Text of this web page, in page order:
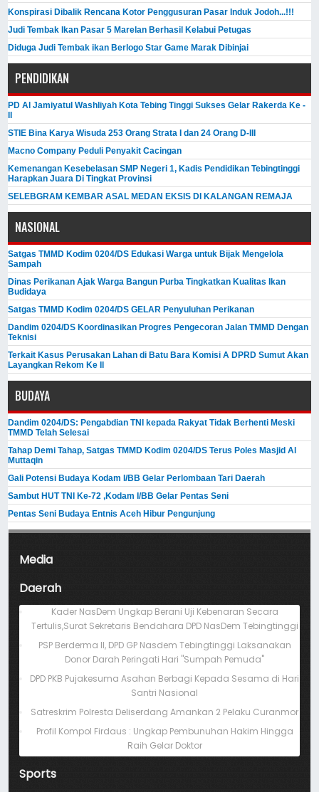
Konspirasi Dibalik Rencana Kotor Penggusuran Pasar Induk Jodoh...!!!
Judi Tembak Ikan Pasar 5 Marelan Berhasil Kelabui Petugas
Diduga Judi Tembak ikan Berlogo Star Game Marak Dibinjai
PENDIDIKAN
PD Al Jamiyatul Washliyah Kota Tebing Tinggi Sukses Gelar Rakerda Ke -
II
STIE Bina Karya Wisuda 253 Orang Strata I dan 24 Orang D-III
Macno Company Peduli Penyakit Cacingan
Kemenangan Kesebelasan SMP Negeri 1, Kadis Pendidikan Tebingtinggi
Harapkan Juara Di Tingkat Provinsi
SELEBGRAM KEMBAR ASAL MEDAN EKSIS DI KALANGAN REMAJA
NASIONAL
Satgas TMMD Kodim 0204/DS Edukasi Warga untuk Bijak Mengelola
Sampah
Dinas Perikanan Ajak Warga Bangun Purba Tingkatkan Kualitas Ikan
Budidaya
Satgas TMMD Kodim 0204/DS GELAR Penyuluhan Perikanan
Dandim 0204/DS Koordinasikan Progres Pengecoran Jalan TMMD Dengan
Teknisi
Terkait Kasus Perusakan Lahan di Batu Bara Komisi A DPRD Sumut Akan
Layangkan Rekom Ke II
BUDAYA
Dandim 0204/DS: Pengabdian TNI kepada Rakyat Tidak Berhenti Meski ​
TMMD Telah Selesai
Tahap Demi Tahap, Satgas TMMD Kodim 0204/DS Terus Poles Masjid Al
Muttaqin
Gali Potensi Budaya Kodam I/BB Gelar Perlombaan Tari Daerah
Sambut HUT TNI Ke-72 ,Kodam I/BB Gelar Pentas Seni
Pentas Seni Budaya Entnis Aceh Hibur Pengunjung
Media
Daerah
Kader NasDem Ungkap Berani Uji Kebenaran Secara
Tertulis,Surat Sekretaris Bendahara DPD NasDem Tebingtinggi
PSP Berderma II, DPD GP Nasdem Tebingtinggi Laksanakan
Donor Darah Peringati Hari "Sumpah Pemuda"
DPD PKB Pujakesuma Asahan Berbagi Kepada Sesama di Hari
Santri Nasional
Satreskrim Polresta Deliserdang Amankan 2 Pelaku Curanmor
Profil Kompol Firdaus : Ungkap Pembunuhan Hakim Hingga
Raih Gelar Doktor
Sports